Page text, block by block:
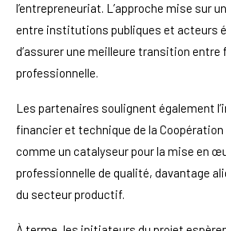
l’entrepreneuriat. L’approche mise sur
entre institutions publiques et acteurs
d’assurer une meilleure transition
professionnelle.
Les partenaires soulignent également
financier et technique de la
comme un catalyseur pour la mise en
professionnelle de qualité, davantage
du secteur productif.